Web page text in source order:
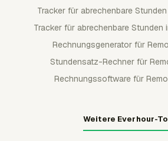
Tracker für abrechenbare
Tracker für abrechenbare Stunden
Rechnungsgenerator für
Stundensatz-Rechner für
Rechnungssoftware für
Weitere Everhour-